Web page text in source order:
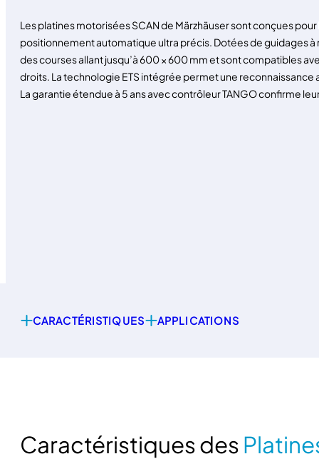
Les platines motorisées SCAN de Märzhäuser sont conçues
positionnement automatique ultra précis. Dotées de guidages
des courses allant jusqu’à 600 × 600 mm et sont compatibles
droits. La technologie ETS intégrée permet une
La garantie étendue à 5 ans avec contrôleur TANGO confirme
CARACTÉRISTIQUES APPLICATIONS
Caractéristiques des